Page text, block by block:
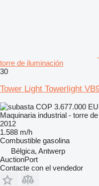
torre de iluminación
30
Tower Light Towerlight
COP 3.677.000
Maquinaria industrial - torre
2012
1.588 m/h
Combustible gasolina
Bélgica, Antwerp
AuctionPort
Contacte con el vendedor